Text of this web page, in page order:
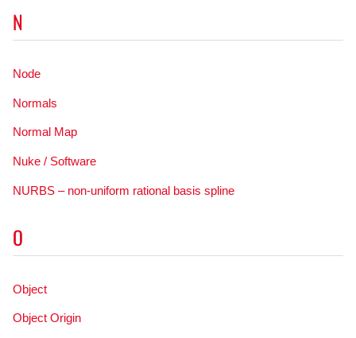
N
Node
Normals
Normal Map
Nuke / Software
NURBS – non-uniform rational basis spline
O
Object
Object Origin